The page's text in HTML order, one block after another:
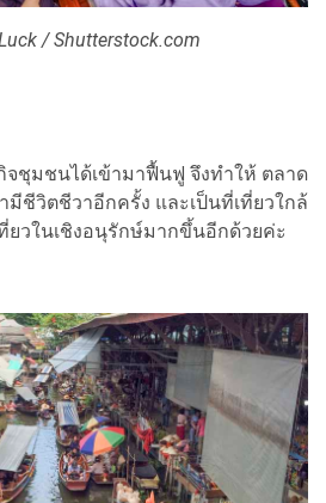
/ Shutterstock.com
ชุมชนได้เข้ามาฟื้นฟู จึงทำให้ ตลาด
ชีวิตชีวาอีกครั้ง และเป็นที่เที่ยวใกล้
ยวในเชิงอนุรักษ์มากขึ้นอีกด้วยค่ะ